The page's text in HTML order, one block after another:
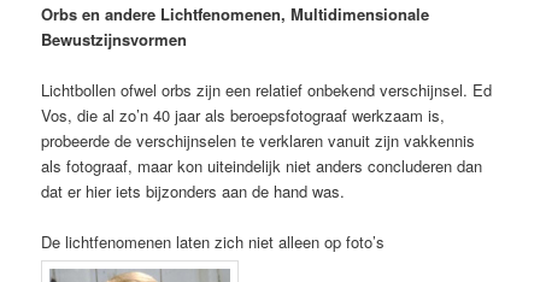
Orbs en andere Lichtfenomenen, Multidimensionale
Bewustzijnsvormen
Lichtbollen ofwel orbs zijn een relatief onbekend verschijnsel. Ed
Vos, die al zo’n 40 jaar als beroepsfotograaf werkzaam is,
probeerde de verschijnselen te verklaren vanuit zijn vakkennis
als fotograaf, maar kon uiteindelijk niet anders concluderen dan
dat er hier iets bijzonders aan de hand was.
De lichtfenomenen laten zich niet alleen op foto’s